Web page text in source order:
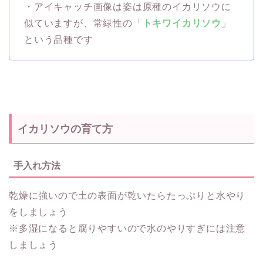
・アイキャッチ画像は姿は原種のイカリソウに
似ていますが、常緑性の「
トキワイカリソウ 」
という品種です
イカリソウの育て方
手入れ方法
乾燥に強いので土の表面が乾いたらたっぷりと水やり
をしましょう
※多湿になると腐りやすいので水のやりすぎには注意
しましょう